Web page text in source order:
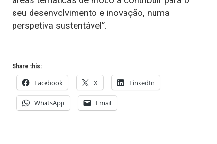
seu desenvolvimento e inovação, numa
perspetiva sustentável”.
Share this:
Facebook X LinkedIn
WhatsApp Email